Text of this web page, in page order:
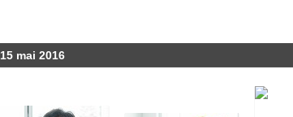
15 mai 2016